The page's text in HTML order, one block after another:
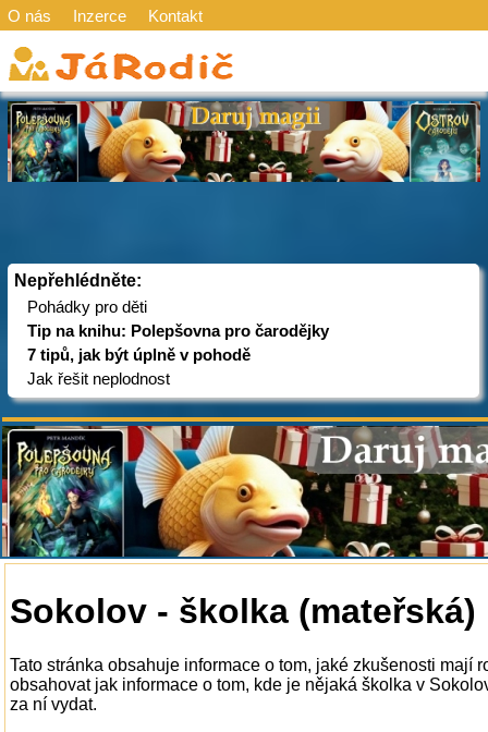
O nás Inzerce Kontakt
Nepřehlédněte:
Pohádky pro děti
Tip na knihu: Polepšovna pro čarodějky
7 tipů, jak být úplně v pohodě
Jak řešit neplodnost
Sokolov - školka (mateřská)
Tato stránka obsahuje informace o tom, jaké zkušenosti mají
obsahovat jak informace o tom, kde je nějaká školka v
za ní vydat.